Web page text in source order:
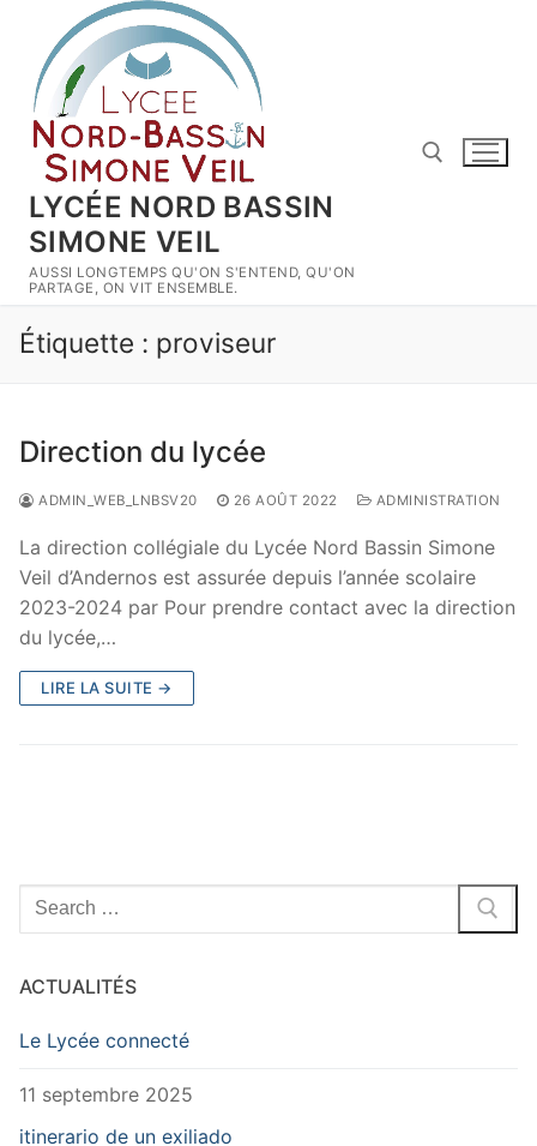
contenu
LYCÉE NORD BASSIN
SIMONE VEIL
AUSSI LONGTEMPS QU'ON S'ENTEND, QU'ON
PARTAGE, ON VIT ENSEMBLE.
Étiquette : proviseur
Direction du lycée
ADMIN_WEB_LNBSV20 26 AOÛT 2022 ADMINISTRATION
La direction collégiale du Lycée Nord Bassin Simone
Veil d’Andernos est assurée depuis l’année scolaire
2023-2024 par Pour prendre contact avec la direction
du lycée,…
LIRE LA SUITE →
Rechercher
:
ACTUALITÉS
Le Lycée connecté
11 septembre 2025
itinerario de un exiliado